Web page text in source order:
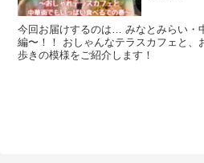
今回お届けするのは… みなとみらい・
編〜！！ おしゃんなテラスカフェと、
歩きの模様をご紹介します！